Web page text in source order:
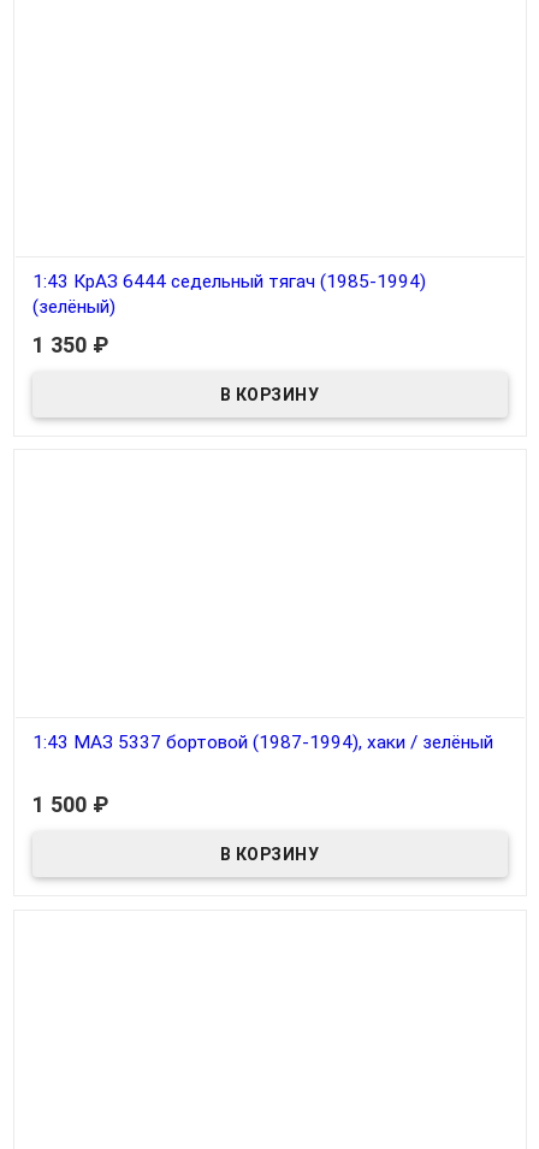
1:43 КрАЗ 6444 седельный тягач (1985-1994)
(зелёный)
В наличии
1 350 ₽
1:43 МАЗ 5337 бортовой (1987-1994), хаки / зелёный
1 500 ₽